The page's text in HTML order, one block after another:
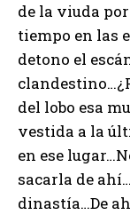
de la viuda
tiempo en las
detono el
del lobo esa
vestida a la
en ese
sacarla de
dinastía…De